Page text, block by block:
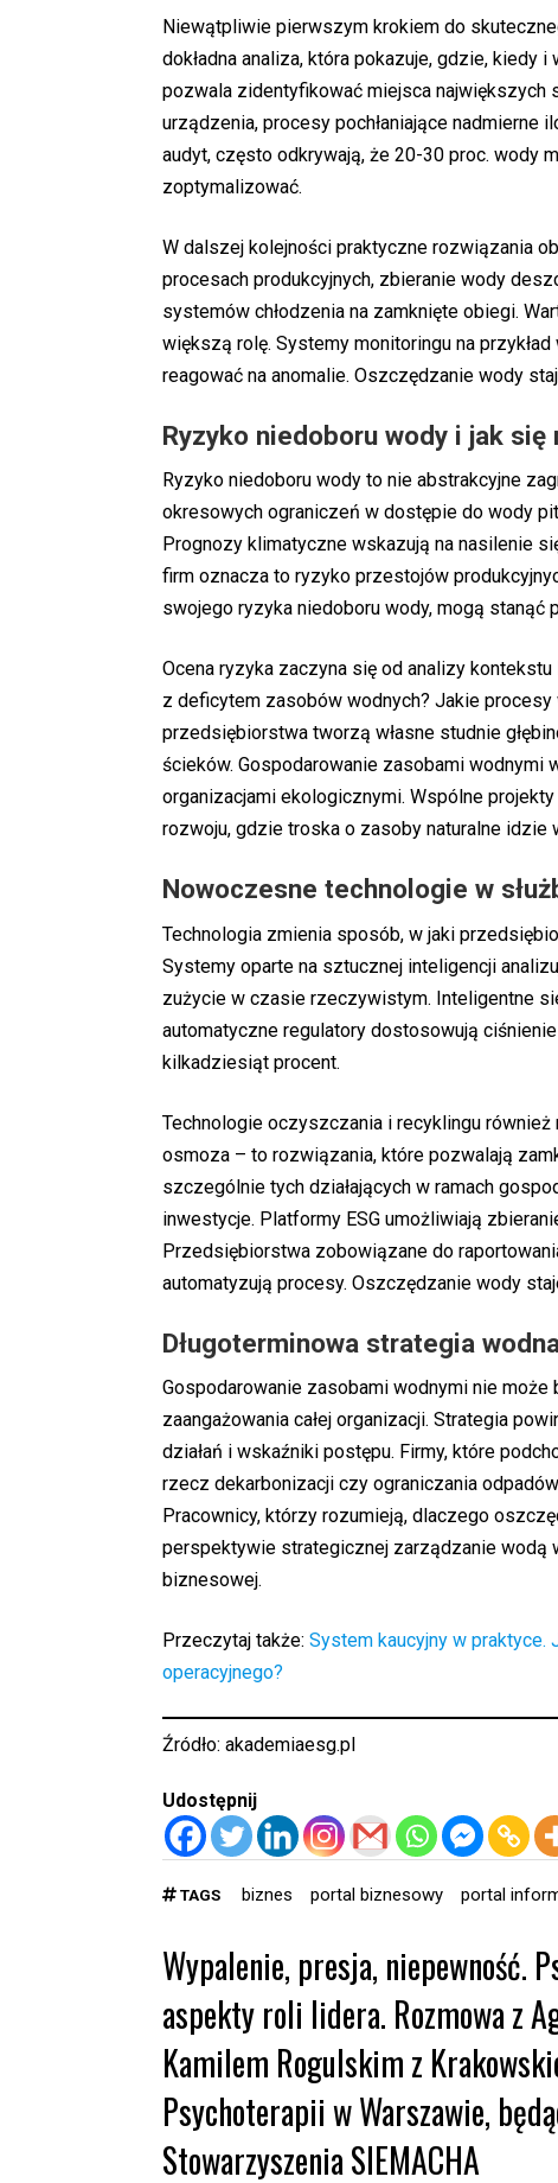
Niewątpliwie pierwszym krokiem do
dokładna analiza, która pokazuje, gdzie, kiedy
pozwala zidentyfikować miejsca
urządzenia, procesy pochłaniające nadmierne
audyt, często odkrywają, że 20-30 proc. wody
zoptymalizować.
W dalszej kolejności praktyczne rozwiązania
procesach produkcyjnych, zbieranie wody
systemów chłodzenia na zamknięte obiegi.
większą rolę. Systemy monitoringu na
reagować na anomalie. Oszczędzanie wody
Ryzyko niedoboru wody i jak się
Ryzyko niedoboru wody to nie abstrakcyjne
okresowych ograniczeń w dostępie do wody
Prognozy klimatyczne wskazują na nasilenie
firm oznacza to ryzyko przestojów
swojego ryzyka niedoboru wody, mogą stanąć
Ocena ryzyka zaczyna się od analizy
z deficytem zasobów wodnych? Jakie
przedsiębiorstwa tworzą własne studnie
ścieków. Gospodarowanie zasobami wodnymi
organizacjami ekologicznymi. Wspólne
rozwoju, gdzie troska o zasoby naturalne idzie
Nowoczesne technologie w
Technologia zmienia sposób, w jaki
Systemy oparte na sztucznej inteligencji
zużycie w czasie rzeczywistym. Inteligentne
automatyczne regulatory dostosowują
kilkadziesiąt procent.
Technologie oczyszczania i recyklingu
osmoza – to rozwiązania, które pozwalają
szczególnie tych działających w ramach
inwestycje. Platformy ESG umożliwiają
Przedsiębiorstwa zobowiązane do
automatyzują procesy. Oszczędzanie wody
Długoterminowa strategia
Gospodarowanie zasobami wodnymi nie
zaangażowania całej organizacji. Strategia
działań i wskaźniki postępu. Firmy, które
rzecz dekarbonizacji czy ograniczania
Pracownicy, którzy rozumieją, dlaczego
perspektywie strategicznej zarządzanie wodą
biznesowej.
Przeczytaj także: System kaucyjny w
operacyjnego?
Źródło: akademiaesg.pl
Udostępnij
TAGS biznes portal biznesowy portal
Wypalenie, presja, niepewność.
aspekty roli lidera. Rozmowa z
Kamilem Rogulskim z
Psychoterapii w Warszawie,
Stowarzyszenia SIEMACHA